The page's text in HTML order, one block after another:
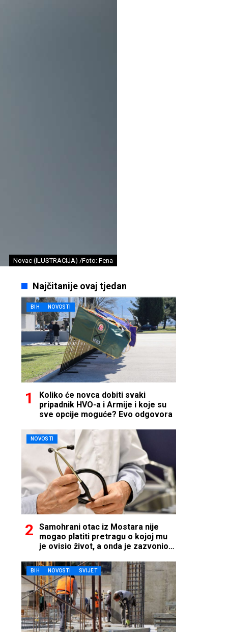
Novac (ILUSTRACIJA) /Foto: Fena
Najčitanije ovaj tjedan
BIH NOVOSTI
Koliko će novca dobiti svaki
pripadnik HVO-a i Armije i koje su
sve opcije moguće? Evo odgovora
NOVOSTI
Samohrani otac iz Mostara nije
mogao platiti pretragu o kojoj mu
je ovisio život, a onda je zazvonio
BIH NOVOSTI SVIJET